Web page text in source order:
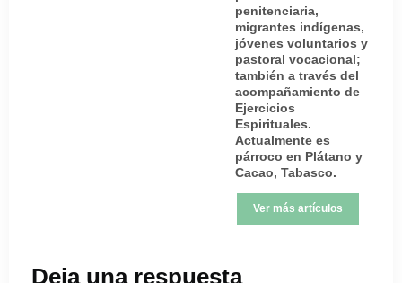
penitenciaria,
migrantes indígenas,
jóvenes voluntarios y
pastoral vocacional;
también a través del
acompañamiento de
Ejercicios
Espirituales.
Actualmente es
párroco en Plátano y
Cacao, Tabasco.
Ver más artículos
Deja una respuesta